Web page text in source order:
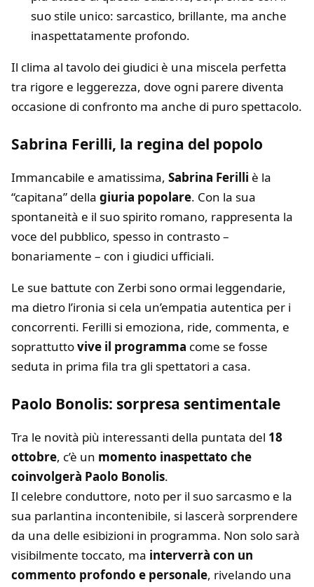
suo stile unico: sarcastico, brillante, ma anche
inaspettatamente profondo.
Il clima al tavolo dei giudici è una miscela perfetta
tra rigore e leggerezza, dove ogni parere diventa
occasione di confronto ma anche di puro spettacolo.
Sabrina Ferilli, la regina del popolo
Immancabile e amatissima, Sabrina Ferilli è la
“capitana” della giuria popolare. Con la sua
spontaneità e il suo spirito romano, rappresenta la
voce del pubblico, spesso in contrasto –
bonariamente – con i giudici ufficiali.
Le sue battute con Zerbi sono ormai leggendarie,
ma dietro l’ironia si cela un’empatia autentica per i
concorrenti. Ferilli si emoziona, ride, commenta, e
soprattuttovive il programma come se fosse
seduta in prima fila tra gli spettatori a casa.
Paolo Bonolis: sorpresa sentimentale
Tra le novità più interessanti della puntata del 18
ottobre, c’è un momento inaspettato che
coinvolgerà Paolo Bonolis.
Il celebre conduttore, noto per il suo sarcasmo e la
sua parlantina incontenibile, si lascerà sorprendere
da una delle esibizioni in programma. Non solo sarà
visibilmente toccato, ma interverrà con un
commento profondo e personale, rivelando una